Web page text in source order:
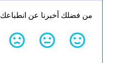
من فضلك أخبرنا عن انطباعك